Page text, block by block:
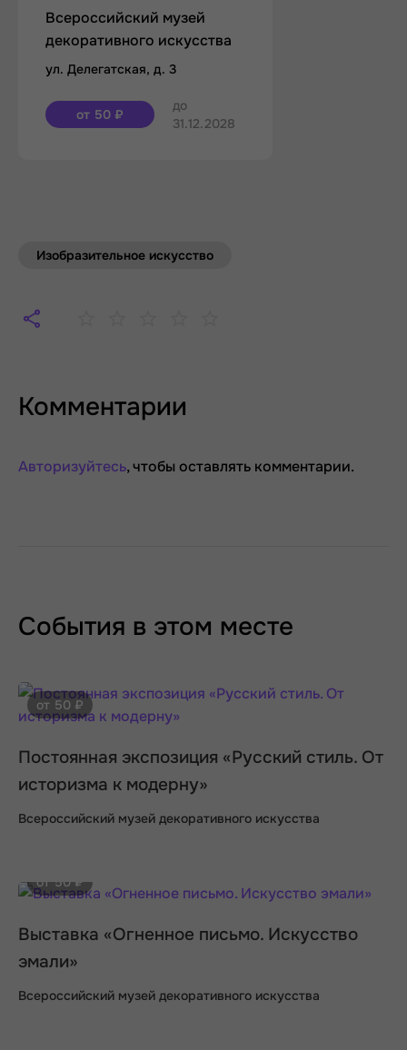
Всероссийский музей
декоративного искусства
ул. Делегатская, д. 3
от 50 ₽
до
31.12.2028
Изобразительное искусство
Комментарии
Авторизуйтесь, чтобы оставлять комментарии.
События в этом месте
от 50 ₽
Постоянная экспозиция «Русский стиль. От
историзма к модерну»
Всероссийский музей декоративного искусства
от 50 ₽
Выставка «Огненное письмо. Искусство
эмали»
Всероссийский музей декоративного искусства